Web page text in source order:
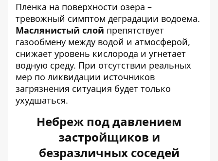
Пленка на поверхности озера –
тревожный симптом деградации водоема.
Маслянистый слой препятствует
газообмену между водой и атмосферой,
снижает уровень кислорода и угнетает
водную среду. При отсутствии реальных
мер по ликвидации источников
загрязнения ситуация будет только
ухудшаться.
Небреж под давлением
застройщиков и
безразличных соседей